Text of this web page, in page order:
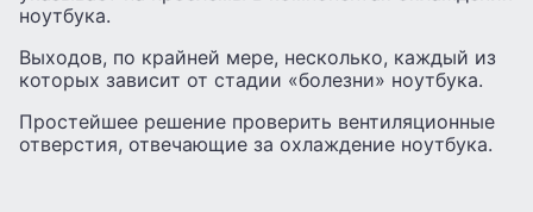
ноутбука.
Выходов, по крайней мере, несколько, каждый из
которых зависит от стадии «болезни» ноутбука.
Простейшее решение проверить вентиляционные
отверстия, отвечающие за охлаждение ноутбука.